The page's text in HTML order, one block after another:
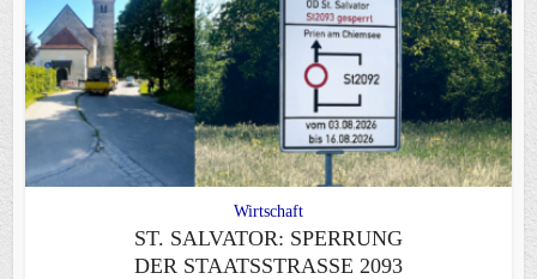
Wirtschaft
ST. SALVATOR: SPERRUNG
DER STAATSSTRASSE 2093